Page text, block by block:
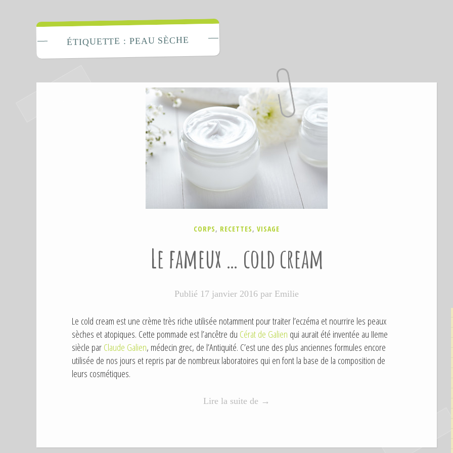
ÉTIQUETTE :PEAU SÈCHE
P
L
I
A
CORPS, RECETTES, VISAGE
Le fameux … cold cream
Publié 17 janvier 2016 par Emilie
Le cold cream est une crème très riche utilisée notamment pour traiter l’eczéma et nourrire les peaux
sèches et atopiques. Cette pommade est l’ancêtre du Cérat de Galien qui aurait été inventée au IIeme
siècle parClaude Galien, médecin grec, de l’Antiquité. C’est une des plus anciennes formules encore
utilisée de nos jours et repris par de nombreux laboratoires qui en font la base de la composition de
leurs cosmétiques.
Lire la suite de «
→